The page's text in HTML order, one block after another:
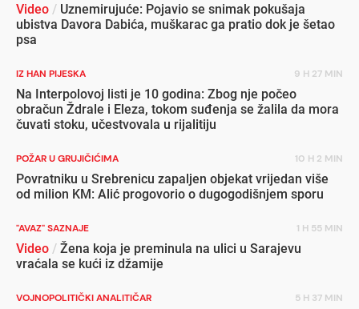
Video / Uznemirujuće: Pojavio se snimak pokušaja
ubistva Davora Dabića, muškarac ga pratio dok je šetao
psa
IZ HAN PIJESKA 9 H 27 MIN
Na Interpolovoj listi je 10 godina: Zbog nje počeo
obračun Ždrale i Eleza, tokom suđenja se žalila da mora
čuvati stoku, učestvovala u rijalitiju
POŽAR U GRUJIČIĆIMA 10 H 2 MIN
Povratniku u Srebrenicu zapaljen objekat vrijedan više
od milion KM: Alić progovorio o dugogodišnjem sporu
"AVAZ" SAZNAJE 1 H 55 MIN
Video / Žena koja je preminula na ulici u Sarajevu
vraćala se kući iz džamije
VOJNOPOLITIČKI ANALITIČAR 5 H 37 MIN